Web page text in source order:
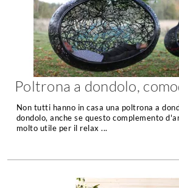
Poltrona a dondolo,
Non tutti hanno in casa una poltrona a
dondolo, anche se questo complemento
molto utile per il relax ...